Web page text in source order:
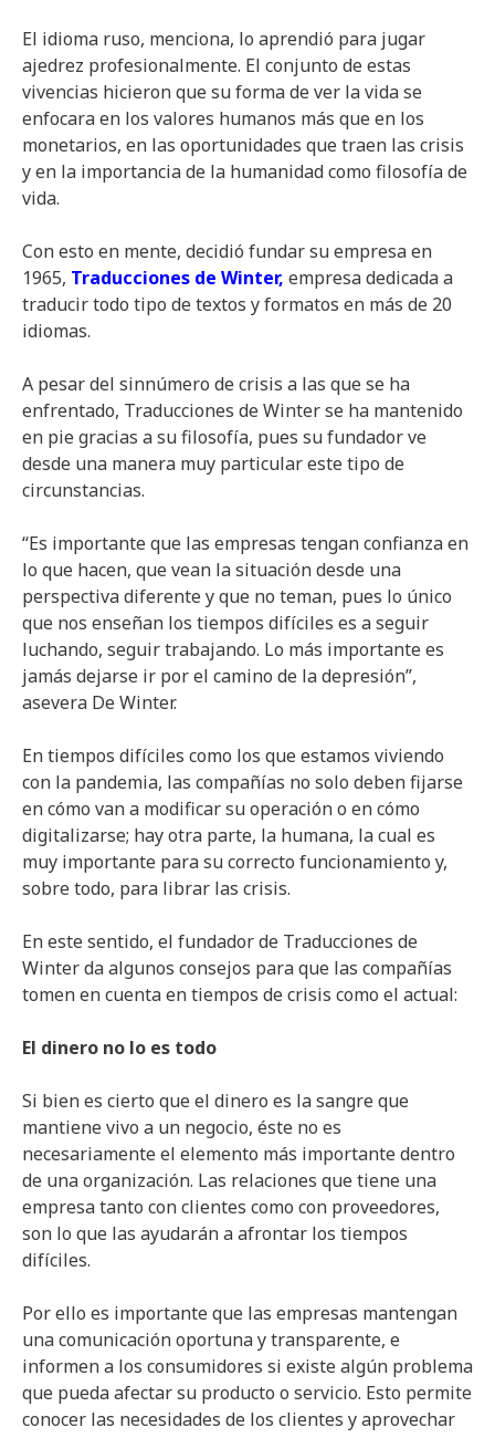
El idioma ruso, menciona, lo aprendió para jugar
ajedrez profesionalmente. El conjunto de estas
vivencias hicieron que su forma de ver la vida se
enfocara en los valores humanos más que en los
monetarios, en las oportunidades que traen las crisis
y en la importancia de la humanidad como filosofía de
vida.
Con esto en mente, decidió fundar su empresa en
1965, Traducciones de Winter, empresa dedicada a
traducir todo tipo de textos y formatos en más de 20
idiomas.
A pesar del sinnúmero de crisis a las que se ha
enfrentado, Traducciones de Winter se ha mantenido
en pie gracias a su filosofía, pues su fundador ve
desde una manera muy particular este tipo de
circunstancias.
“Es importante que las empresas tengan confianza en
lo que hacen, que vean la situación desde una
perspectiva diferente y que no teman, pues lo único
que nos enseñan los tiempos difíciles es a seguir
luchando, seguir trabajando. Lo más importante es
jamás dejarse ir por el camino de la depresión”,
asevera De Winter.
En tiempos difíciles como los que estamos viviendo
con la pandemia, las compañías no solo deben fijarse
en cómo van a modificar su operación o en cómo
digitalizarse; hay otra parte, la humana, la cual es
muy importante para su correcto funcionamiento y,
sobre todo, para librar las crisis.
En este sentido, el fundador de Traducciones de
Winter da algunos consejos para que las compañías
tomen en cuenta en tiempos de crisis como el actual:
El dinero no lo es todo
Si bien es cierto que el dinero es la sangre que
mantiene vivo a un negocio, éste no es
necesariamente el elemento más importante dentro
de una organización. Las relaciones que tiene una
empresa tanto con clientes como con proveedores,
son lo que las ayudarán a afrontar los tiempos
difíciles.
Por ello es importante que las empresas mantengan
una comunicación oportuna y transparente, e
informen a los consumidores si existe algún problema
que pueda afectar su producto o servicio. Esto permite
conocer las necesidades de los clientes y aprovechar